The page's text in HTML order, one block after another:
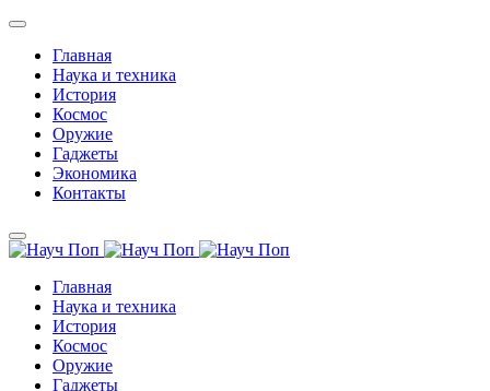
Главная
Наука и техника
История
Космос
Оружие
Гаджеты
Экономика
Контакты
Главная
Наука и техника
История
Космос
Оружие
Гаджеты